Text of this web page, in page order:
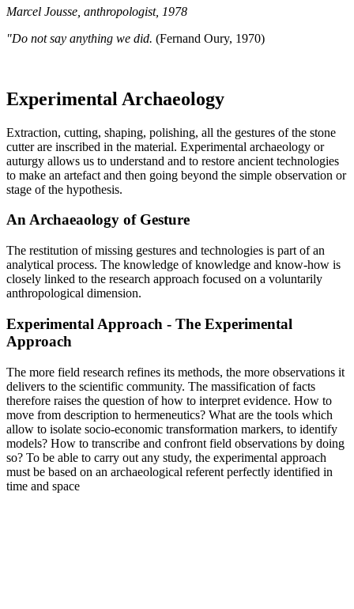
Marcel Jousse, anthropologist, 1978
"Do not say anything we did. (Fernand Oury, 1970)
Experimental Archaeology
Extraction, cutting, shaping, polishing, all the gestures of the stone
cutter are inscribed in the material. Experimental archaeology or
auturgy allows us to understand and to restore ancient technologies
to make an artefact and then going beyond the simple observation or
stage of the hypothesis.
An Archaeaology of Gesture
The restitution of missing gestures and technologies is part of an
analytical process. The knowledge of knowledge and know-how is
closely linked to the research approach focused on a voluntarily
anthropological dimension.
Experimental Approach - The Experimental
Approach
The more field research refines its methods, the more observations it
delivers to the scientific community. The massification of facts
therefore raises the question of how to interpret evidence. How to
move from description to hermeneutics? What are the tools which
allow to isolate socio-economic transformation markers, to identify
models? How to transcribe and confront field observations by doing
so? To be able to carry out any study, the experimental approach
must be based on an archaeological referent perfectly identified in
time and space